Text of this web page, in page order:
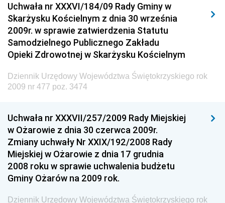
Elektronicznej
Dziennik Urzędowy Ministra Spraw Wewnętrznych i
Administracji
Dziennik Urzędowy Ministra Transportu
Dziennik Urzędowy Ministra Budownictwa
Dziennik Urzędowy Ministra Nauki i Szkolnictwa
Dziennik Urzędowy Głównego Urzędu Miar
Dziennik Urzędowy Ministra Rolnictwa i Rozwoju Wsi
Dziennik Urzędowy Ministra Edukacji Narodowej i
Sportu
Dziennik Urzędowy Ministra Edukacji i Nauki
Dziennik Urzędowy Ministra Edukacji Narodowej
Uchwała nr XXXVI/184/09 Rady Gminy w
Skarżysku Kościelnym z dnia 30 września
2009r. w sprawie zatwierdzenia Statutu
Samodzielnego Publicznego Zakładu
Opieki Zdrowotnej w Skarżysku Kościelnym
Dziennik Urzędowy Województwa Świętokrzyskiego rok
2009 nr 477 poz. 3474
Uchwała nr XXXVII/257/2009 Rady Miejskiej
w Ożarowie z dnia 30 czerwca 2009r.
Zmiany uchwały Nr XXIX/192/2008 Rady
Miejskiej w Ożarowie z dnia 17 grudnia
2008 roku w sprawie uchwalenia budżetu
Gminy Ożarów na 2009 rok.
Dziennik Urzędowy Województwa Świętokrzyskiego rok